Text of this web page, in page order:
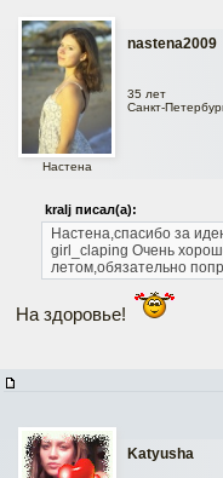
nastena2009
Настена
35 лет
Санкт-
kralj писал(а):
Настена,спасибо за
girl_claping Очень
летом,обязательно
На здоровье!
Katyusha